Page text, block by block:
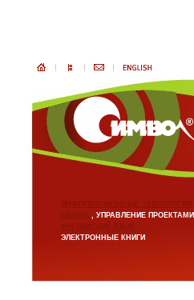
ИНФОРМАЦИОННЫЕ ТЕХНОЛОГИИ
БИЗНЕС, УПРАВЛЕНИЕ ПРОЕКТАМИ
АНГЛИЙСКИЙ ЯЗЫК
ЭЛЕКТРОННЫЕ КНИГИ